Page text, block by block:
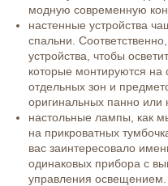
модную современную
настенные устройства
спальни.
устройства, чтобы
которые монтируются на
отдельных зон и
оригинальных панно или
настольные лампы, как
на прикроватных
вас заинтересовало
одинаковых прибора с
управления